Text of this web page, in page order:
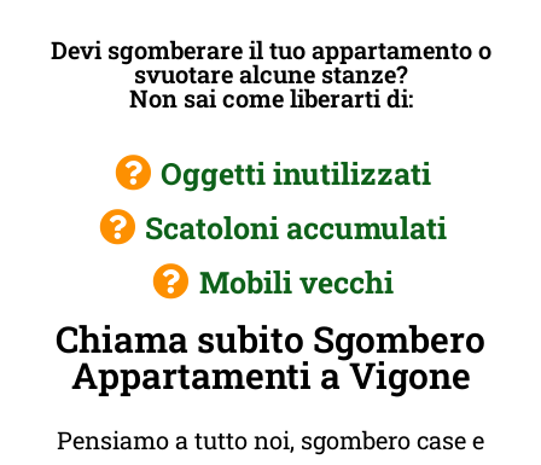
Devi sgomberare il tuo appartamento o
svuotare alcune stanze?
Non sai come liberarti di:
Oggetti inutilizzati
Scatoloni accumulati
Mobili vecchi
Chiama subito Sgombero
Appartamenti a Vigone
Pensiamo a tutto noi, sgombero case e